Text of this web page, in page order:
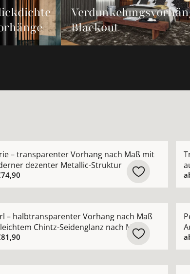
Blackout
– transparenter Vorhang nach Maß mit
dezenter Metallic-Struktur
– halbtransparenter Vorhang nach Maß
Chintz-Seidenglanz nach Maß